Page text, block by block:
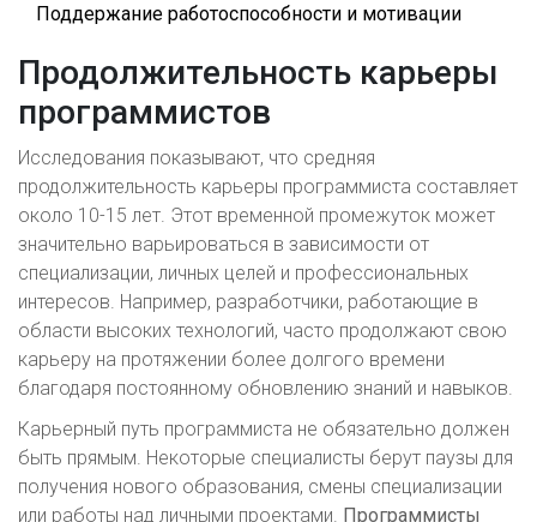
Поддержание работоспособности и мотивации
Продолжительность карьеры
программистов
Исследования показывают, что средняя
продолжительность карьеры программиста составляет
около 10-15 лет. Этот временной промежуток может
значительно варьироваться в зависимости от
специализации, личных целей и профессиональных
интересов. Например, разработчики, работающие в
области высоких технологий, часто продолжают свою
карьеру на протяжении более долгого времени
благодаря постоянному обновлению знаний и навыков.
Карьерный путь программиста не обязательно должен
быть прямым. Некоторые специалисты берут паузы для
получения нового образования, смены специализации
или работы над личными проектами. Программисты